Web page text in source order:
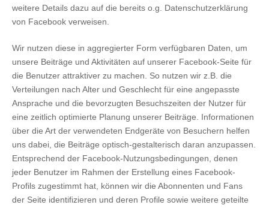
weitere Details dazu auf die bereits o.g. Datenschutzerklärung
von Facebook verweisen.
Wir nutzen diese in aggregierter Form verfügbaren Daten, um
unsere Beiträge und Aktivitäten auf unserer Facebook-Seite für
die Benutzer attraktiver zu machen. So nutzen wir z.B. die
Verteilungen nach Alter und Geschlecht für eine angepasste
Ansprache und die bevorzugten Besuchszeiten der Nutzer für
eine zeitlich optimierte Planung unserer Beiträge. Informationen
über die Art der verwendeten Endgeräte von Besuchern helfen
uns dabei, die Beiträge optisch-gestalterisch daran anzupassen.
Entsprechend der Facebook-Nutzungsbedingungen, denen
jeder Benutzer im Rahmen der Erstellung eines Facebook-
Profils zugestimmt hat, können wir die Abonnenten und Fans
der Seite identifizieren und deren Profile sowie weitere geteilte